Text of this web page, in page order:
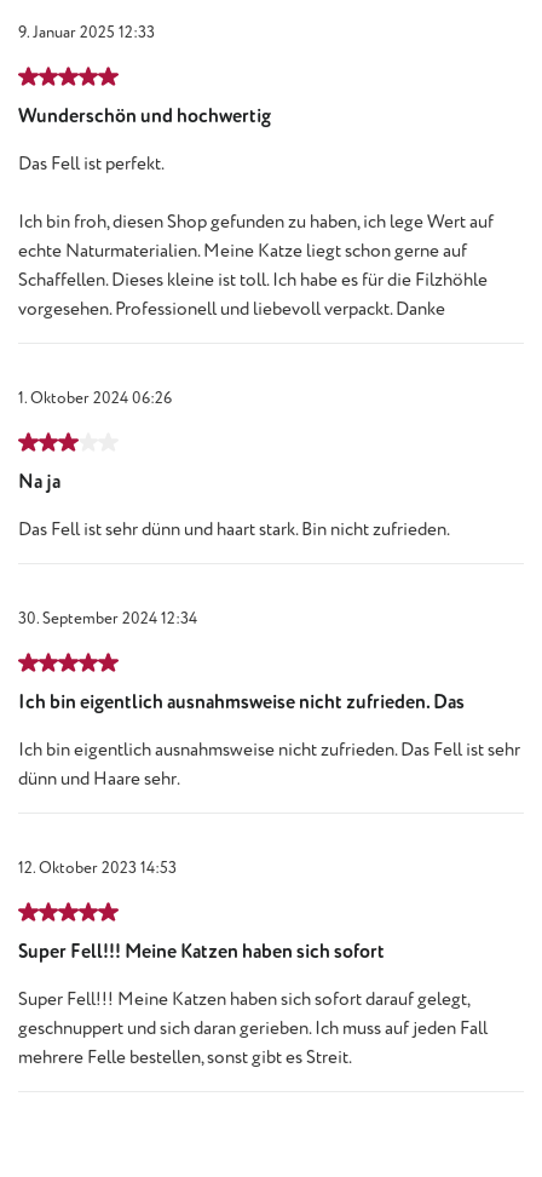
9. Januar 2025 12:33
Bewertung mit 5 von 5 Sternen
Wunderschön und hochwertig
Das Fell ist perfekt.
Ich bin froh, diesen Shop gefunden zu haben, ich lege Wert auf
echte Naturmaterialien. Meine Katze liegt schon gerne auf
Schaffellen. Dieses kleine ist toll. Ich habe es für die Filzhöhle
vorgesehen. Professionell und liebevoll verpackt. Danke
1. Oktober 2024 06:26
Bewertung mit 3 von 5 Sternen
Na ja
Das Fell ist sehr dünn und haart stark. Bin nicht zufrieden.
30. September 2024 12:34
Bewertung mit 5 von 5 Sternen
Ich bin eigentlich ausnahmsweise nicht zufrieden. Das
Ich bin eigentlich ausnahmsweise nicht zufrieden. Das Fell ist sehr
dünn und Haare sehr.
12. Oktober 2023 14:53
Bewertung mit 5 von 5 Sternen
Super Fell!!! Meine Katzen haben sich sofort
Super Fell!!! Meine Katzen haben sich sofort darauf gelegt,
geschnuppert und sich daran gerieben. Ich muss auf jeden Fall
mehrere Felle bestellen, sonst gibt es Streit.